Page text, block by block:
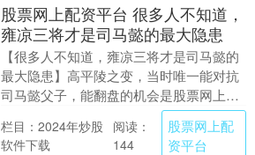
股票网上配资平台 很多人不知道，
雍凉三将才是司马懿的最大隐患
【很多人不知道，雍凉三将才是司马懿的
最大隐患】高平陵之变，当时唯一能对抗
司马懿父子，能翻盘的机会是股票网上配
资平台，郭淮和夏侯玄、夏侯霸联合起
兵，讨伐司马懿，除....
栏目：2024年炒股
软件下载
阅读：
144
股票网上配
资平台